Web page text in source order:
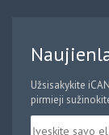
Užsisakykite
pirmieji